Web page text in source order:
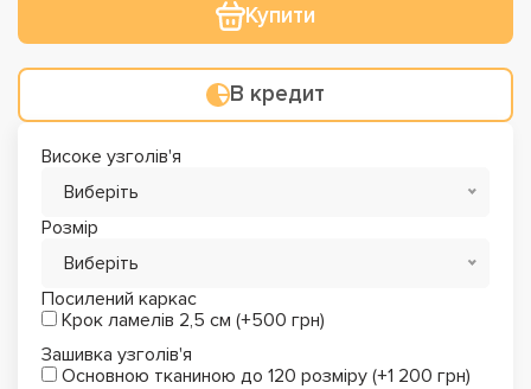
Купити
В кредит
Високе узголів'я
Виберіть
Розмір
Виберіть
Посилений каркас
Крок ламелів 2,5 см (+500 грн)
Зашивка узголів'я
Основною тканиною до 120 розміру (+1 200 грн)